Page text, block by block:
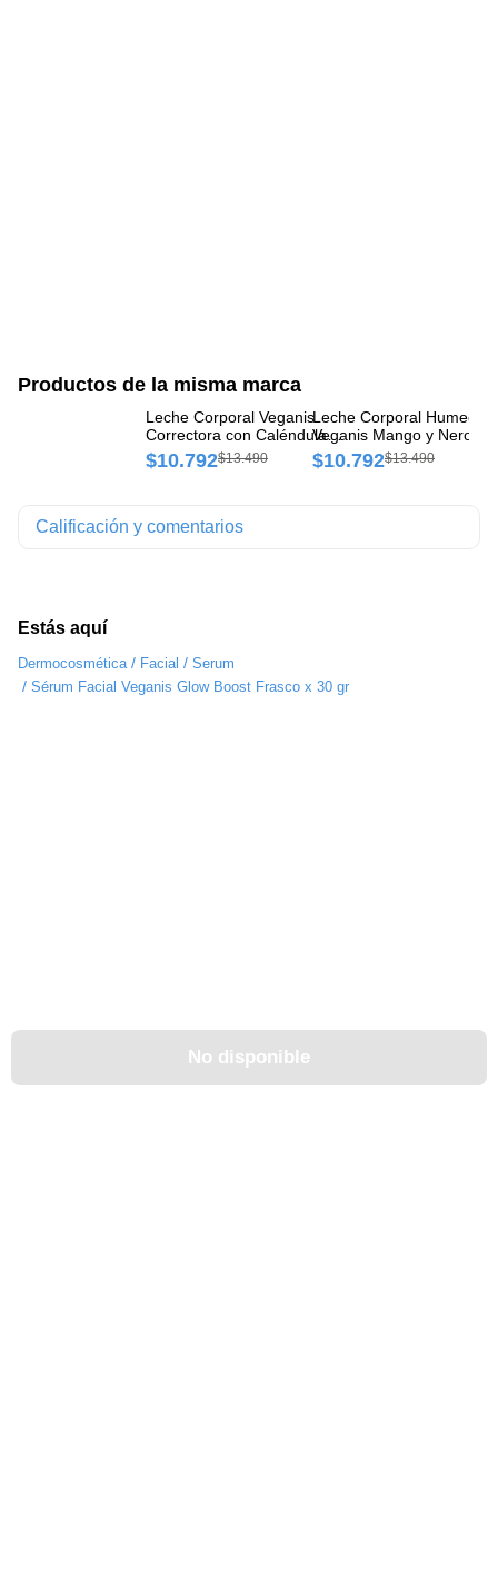
Estás aquí
Dermocosmética / Facial / Serum
/ Sérum Facial Veganis Glow Boost Frasco x 30 gr
Productos de la misma marca
Leche Corporal Veganis
Correctora con Caléndula
Frasco x 500 g
$10.792$13.490
Leche Corporal
Veganis Mango y Neroli
Frasco x 500 g
$10.792$13.490
No disponible
Calificación y comentarios